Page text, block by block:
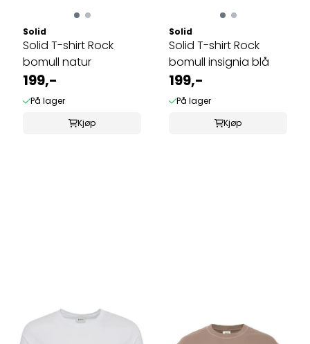
Solid
Solid T-shirt Rock
bomull natur
199,-
På lager
Kjøp
Solid
Solid T-shirt Rock
bomull insignia blå
199,-
På lager
Kjøp